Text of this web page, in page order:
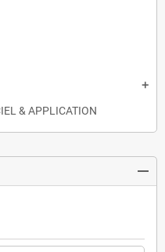
add
& APPLICATION